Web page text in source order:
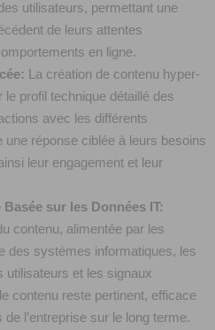
utilisateurs, permettant une
de leurs attentes
en ligne.
La création de contenu hyper-
profil technique détaillé des
avec les différents
réponse ciblée à leurs besoins
leur engagement et leur
sur les Données IT:
contenu, alimentée par les
des systèmes informatiques, les
utilisateurs et les signaux
contenu reste pertinent, efficace
l’entreprise sur le long terme.